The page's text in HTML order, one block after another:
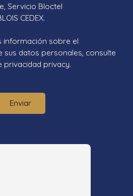
Servicio Bloctel
CEDEX.
información sobre el
sus datos personales, consulte
privacidad privacy.
Enviar